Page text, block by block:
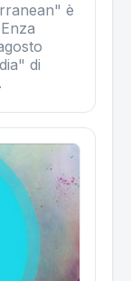
è
di